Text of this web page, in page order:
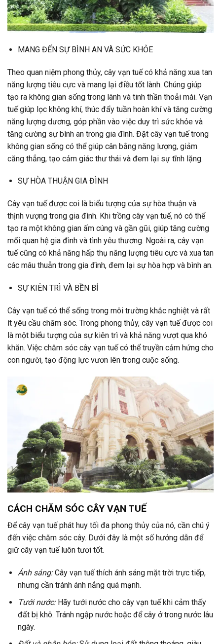
MANG ĐẾN SỰ BÌNH AN VÀ SỨC KHỎE
Theo quan niệm phong thủy, cây vạn tuế có khả năng xua tan
năng lượng tiêu cực và mang lại điều tốt lành. Chúng giúp
tạo ra không gian sống trong lành và tinh thần thoải mái. Vạn
tuế giúp lọc không khí, thúc đẩy tuần hoàn khí và tăng cường
năng lượng dương, góp phần vào việc duy trì sức khỏe và
tăng cường sự bình an trong gia đình. Đặt cây vạn tuế trong
không gian sống có thể giúp cân bằng năng lượng, giảm
căng thẳng, tạo cảm giác thư thái và đem lại sự tĩnh lặng.
SỰ HÒA THUẬN GIA ĐÌNH
Cây vạn tuế được coi là biểu tượng của sự hòa thuận và
thịnh vượng trong gia đình. Khi trồng cây vạn tuế, nó có thể
tạo ra một không gian ấm cúng và gần gũi, giúp tăng cường
mối quan hệ gia đình và tình yêu thương. Ngoài ra, cây vạn
tuế cũng có khả năng hấp thụ năng lượng tiêu cực và xua tan
các mâu thuẫn trong gia đình, đem lại sự hòa hợp và bình an.
SỰ KIÊN TRÌ VÀ BỀN BỈ
Cây vạn tuế có thể sống trong môi trường khắc nghiệt và rất
ít yêu cầu chăm sóc. Trong phong thủy, cây vạn tuế được coi
là một biểu tượng của sự kiên trì và khả năng vượt qua khó
khăn. Việc chăm sóc cây vạn tuế có thể truyền cảm hứng cho
con người, tạo động lực vươn lên trong cuộc sống.
CÁCH CHĂM SÓC CÂY VẠN TUẾ
Để cây vạn tuế phát huy tối đa phong thủy của nó, cần chú ý
đến việc chăm sóc cây. Dưới đây là một số hướng dẫn để
giữ cây vạn tuế luôn tươi tốt.
Ánh sáng:Cây vạn tuế thích ánh sáng mặt trời trực tiếp,
nhưng cần tránh ánh nắng quá mạnh.
Tưới nước:Hãy tưới nước cho cây vạn tuế khi cảm thấy
đất bị khô. Tránh ngập nước hoặc để cây ở trong nước lâu
ngày.